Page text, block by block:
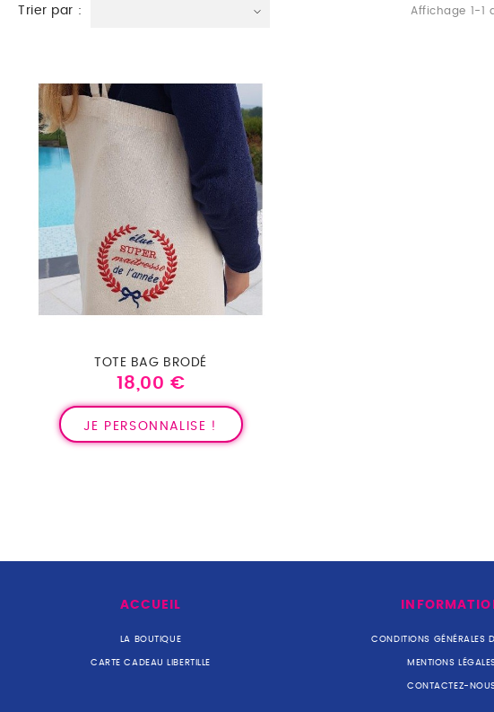
Trier par : Affichage 1-1
TOTE BAG BRODÉ
Prix
18,00 €
JE PERSONNALISE !
ACCUEIL
LA BOUTIQUE
CARTE CADEAU LIBERTILLE
CONDITIONS GÉNÉRALES
MENTIONS
CONTACTEZ-